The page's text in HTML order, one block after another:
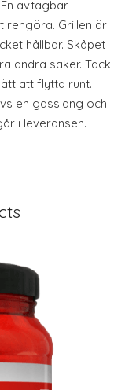
avtagbar
rengöra. Grillen är
hållbar. Skåpet
andra saker. Tack
att flytta runt.
en gasslang och
i leveransen.